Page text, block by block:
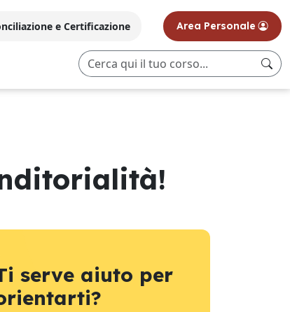
e Certificazione Area Personale
serve aiuto per